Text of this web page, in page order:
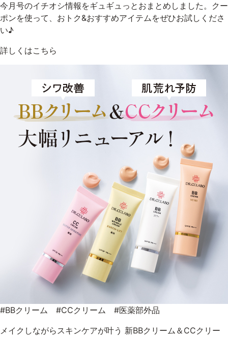
今月号のイチオシ情報をギュギュっとおまとめしました。クー
ポンを使って、おトク&おすすめアイテムをぜひお試しくださ
い♪
詳しくはこちら
#BBクリーム #CCクリーム #医薬部外品
メイクしながらスキンケアが叶う 新BBクリーム＆CCクリー